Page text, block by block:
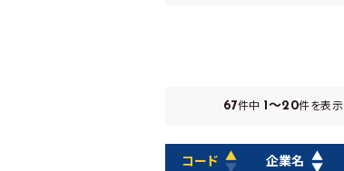
67件中 1～20件を表示
▲
コード ▼
▲
企業名 ▼